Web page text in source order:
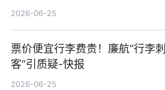
100%_新动态
2026-06-25
票价便宜行李费贵！廉航“行李刺
客”引质疑-快报
2026-06-25